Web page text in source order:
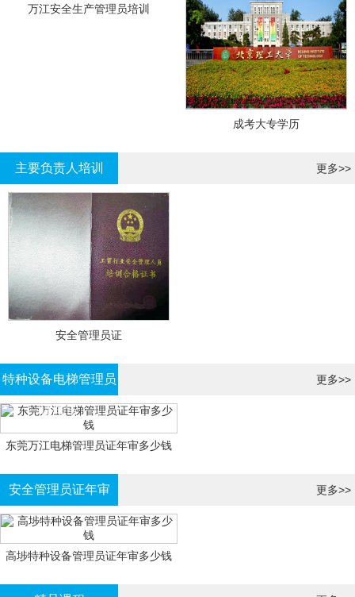
万江安全生产管理员培训
成考大专学历
主要负责人培训 更多>>
安全管理员证
特种设备电梯管理员
证年审
更多>>
东莞万江电梯管理员证年审多少钱
安全管理员证年审 更多>>
高埗特种设备管理员证年审多少钱